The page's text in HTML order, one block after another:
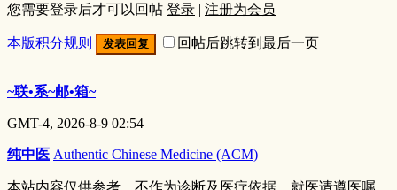
您需要登录后才可以回帖 登录 | 注册为会员
本版积分规则 发表回复 回帖后跳转到最后一页
~联•系~邮•箱~
GMT-4, 2026-8-9 02:54
纯中医 Authentic Chinese Medicine (ACM)
本站内容仅供参考，不作为诊断及医疗依据。就医请遵医嘱。